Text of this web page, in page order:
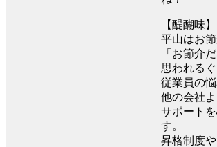
【醍醐味】
平山はお節
「お節介
思われる
従業員の悩
他の会社
サポート
す。
昇格制度